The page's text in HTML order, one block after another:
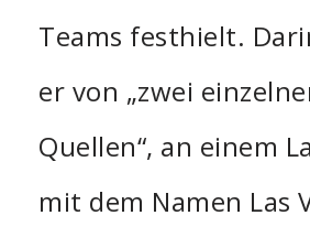
Teams festhielt.
er von „zwei
Quellen“, an einem
mit dem Namen Las